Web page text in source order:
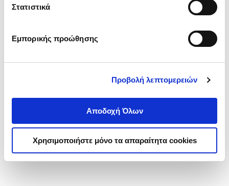
Στατιστικά
Εμπορικής προώθησης
Προβολή λεπτομερειών
Αποδοχή Όλων
Χρησιμοποιήστε μόνο τα απαραίτητα cookies